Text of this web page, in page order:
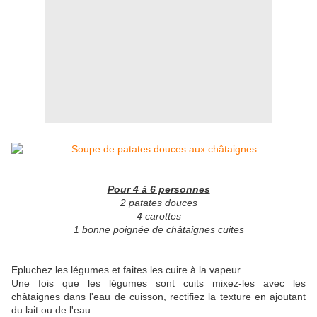
Pour 4 à 6 personnes
2 patates douces
4 carottes
1 bonne poignée de châtaignes cuites
Epluchez les légumes et faites les cuire à la vapeur.
Une fois que les légumes sont cuits mixez-les avec les
châtaignes dans l'eau de cuisson, rectifiez la texture en ajoutant
du lait ou de l'eau.